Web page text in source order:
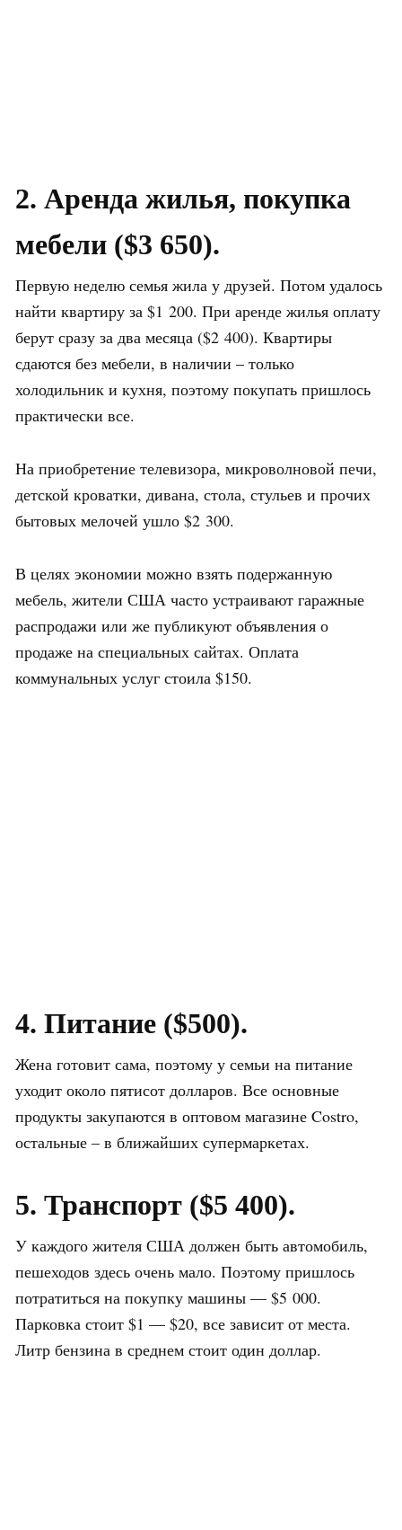
2. Аренда жилья, покупка
мебели ($3 650).
Первую неделю семья жила у друзей. Потом удалось
найти квартиру за $1 200. При аренде жилья оплату
берут сразу за два месяца ($2 400). Квартиры
сдаются без мебели, в наличии – только
холодильник и кухня, поэтому покупать пришлось
практически все.
На приобретение телевизора, микроволновой печи,
детской кроватки, дивана, стола, стульев и прочих
бытовых мелочей ушло $2 300.
В целях экономии можно взять подержанную
мебель, жители США часто устраивают гаражные
распродажи или же публикуют объявления о
продаже на специальных сайтах. Оплата
коммунальных услуг стоила $150.
4. Питание ($500).
Жена готовит сама, поэтому у семьи на питание
уходит около пятисот долларов. Все основные
продукты закупаются в оптовом магазине Costro,
остальные – в ближайших супермаркетах.
5. Транспорт ($5 400).
У каждого жителя США должен быть автомобиль,
пешеходов здесь очень мало. Поэтому пришлось
потратиться на покупку машины — $5 000.
Парковка стоит $1 — $20, все зависит от места.
Литр бензина в среднем стоит один доллар.